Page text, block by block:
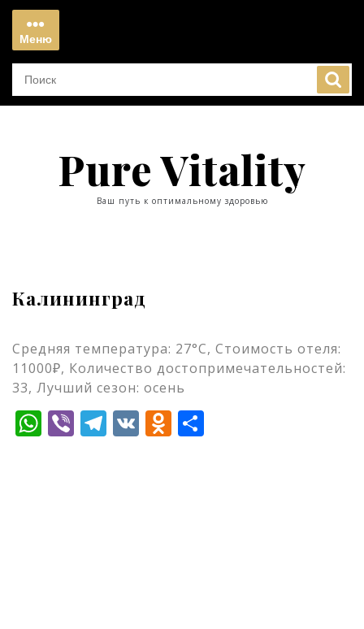
Перейти
содержимому
Меню
Меню
Pure Vitality
Ваш путь к оптимальному здоровью
Калининград
Средняя температура: 27°C, Стоимость отеля:
11000₽, Количество достопримечательностей:
33, Лучший сезон: осень
WhatsApp
ViberTelegram
VKOdnoklassniki